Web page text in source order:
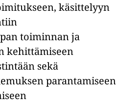
käsittelyyn
toiminnan ja
kehittämiseen
sekä
parantamiseen